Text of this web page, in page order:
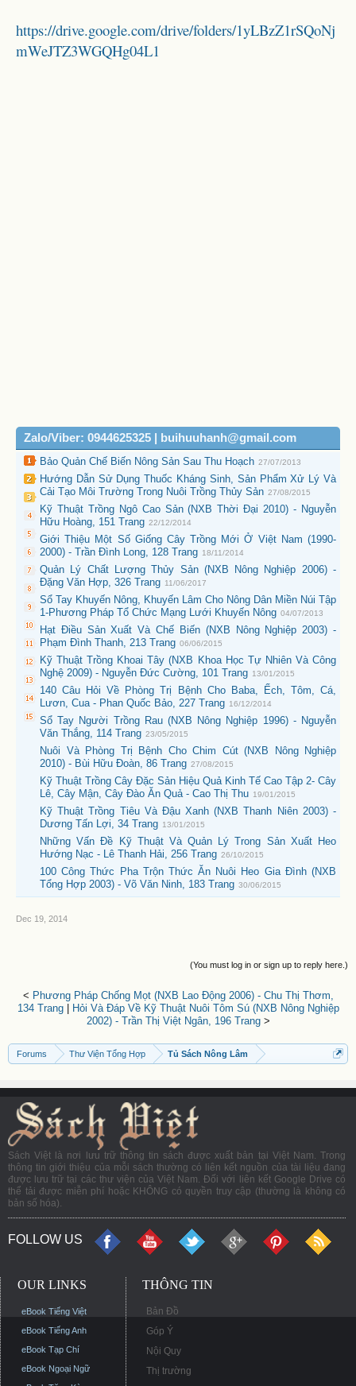
https://drive.google.com/drive/folders/1yLBzZ1rSQoNj
mWeJTZ3WGQHg04L1
Zalo/Viber: 0944625325 | buihuuhanh@gmail.com
Bảo Quản Chế Biến Nông Sản Sau Thu Hoạch 27/07/2013
Hướng Dẫn Sử Dụng Thuốc Kháng Sinh, Sản Phẩm Xử Lý Và
Cải Tạo Môi Trường Trong Nuôi Trồng Thủy Sản 27/08/2015
Kỹ Thuật Trồng Ngô Cao Sản (NXB Thời Đại 2010) - Nguyễn
Hữu Hoàng, 151 Trang 22/12/2014
Giới Thiệu Một Số Giống Cây Trồng Mới Ở Việt Nam (1990-
2000) - Trần Đình Long, 128 Trang 18/11/2014
Quản Lý Chất Lượng Thủy Sản (NXB Nông Nghiệp 2006) -
Đặng Văn Hợp, 326 Trang 11/06/2017
Sổ Tay Khuyến Nông, Khuyến Lâm Cho Nông Dân Miền Núi Tập
1-Phương Pháp Tổ Chức Mạng Lưới Khuyến Nông 04/07/2013
Hạt Điều Sản Xuất Và Chế Biến (NXB Nông Nghiệp 2003) -
Phạm Đình Thanh, 213 Trang 06/06/2015
Kỹ Thuật Trồng Khoai Tây (NXB Khoa Học Tự Nhiên Và Công
Nghệ 2009) - Nguyễn Đức Cường, 101 Trang 13/01/2015
140 Câu Hỏi Về Phòng Trị Bệnh Cho Baba, Ếch, Tôm, Cá,
Lươn, Cua - Phan Quốc Bảo, 227 Trang 16/12/2014
Sổ Tay Người Trồng Rau (NXB Nông Nghiệp 1996) - Nguyễn
Văn Thắng, 114 Trang 23/05/2015
Nuôi Và Phòng Trị Bệnh Cho Chim Cút (NXB Nông Nghiệp
2010) - Bùi Hữu Đoàn, 86 Trang 27/08/2015
Kỹ Thuật Trồng Cây Đặc Sản Hiệu Quả Kinh Tế Cao Tập 2- Cây
Lê, Cây Mận, Cây Đào Ăn Quả - Cao Thị Thu 19/01/2015
Kỹ Thuật Trồng Tiêu Và Đậu Xanh (NXB Thanh Niên 2003) -
Dương Tấn Lợi, 34 Trang 13/01/2015
Những Vấn Đề Kỹ Thuật Và Quản Lý Trong Sản Xuất Heo
Hướng Nạc - Lê Thanh Hải, 256 Trang 26/10/2015
100 Công Thức Pha Trộn Thức Ăn Nuôi Heo Gia Đình (NXB
Tổng Hợp 2003) - Võ Văn Ninh, 183 Trang 30/06/2015
Dec 19, 2014
(You must log in or sign up to reply here.)
< Phương Pháp Chống Mọt (NXB Lao Động 2006) - Chu Thị Thơm,
134 Trang|
Hỏi Và Đáp Về Kỹ Thuật Nuôi Tôm Sú (NXB Nông Nghiệp
2002) - Trần Thị Việt Ngân, 196 Trang>
Forums Thư Viện Tổng Hợp Tủ Sách Nông Lâm
Sách Việt là nơi lưu trữ thông tin sách được xuất bản tại Việt Nam. Trong
thông tin giới thiệu của mỗi sách thường có liên kết nguồn của tài liệu đang
được lưu trữ tại các thư viện của Việt Nam. Đối với liên kết Google Drive có
thể tải được miễn phí hoặc KHÔNG có quyền truy cập (thường là không có
bản số hóa).
FOLLOW US
OUR LINKS
eBook Tiếng Việt
eBook Tiếng Anh
eBook Tạp Chí
eBook Ngoại Ngữ
THÔNG TIN
Bản Đồ
Góp Ý
Nội Quy
Thị trường